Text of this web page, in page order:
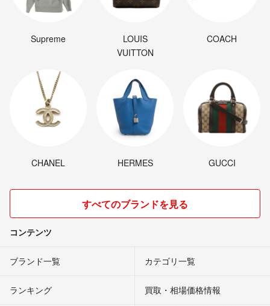
Supreme
LOUIS
VUITTON
COACH
CHANEL HERMES GUCCI
すべてのブランドを見る
コンテンツ
ブランド一覧 カテゴリ一覧
ランキング 買取・相場価格情報